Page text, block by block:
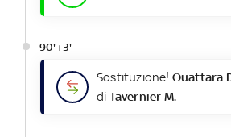
90'+3'
Sostituzione! Ouattara
di Tavernier M.